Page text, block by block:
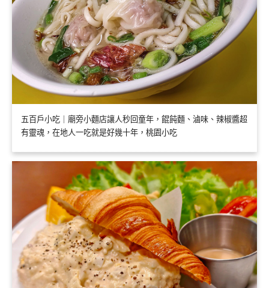
五百戶小吃｜廟旁小麵店讓人秒回童年，餛飩麵、滷味、辣椒醬超
有靈魂，在地人一吃就是好幾十年，桃園小吃